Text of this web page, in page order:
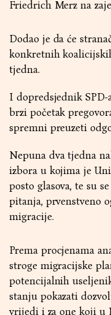
Friedrich Merz na
Dodao je da će
konkretnih
tjedna.
I dopredsjednik
brzi početak
spremni preuzeti
Nepuna dva tjedna
izbora u kojima je
posto glasova, te su
pitanja, prvenstveno
migracije.
Prema procjenama
stroge migracijske
potencijalnih
stanju pokazati
vrijedi i za one koji u